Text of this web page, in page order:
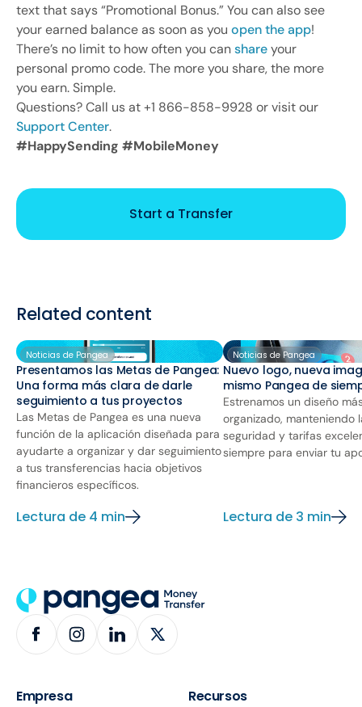
text that says “Promotional Bonus.” You can also see
your earned balance as soon as you open the app!
There’s no limit to how often you canshareyour
personal promo code. The more you share, the more
you earn. Simple.
Questions? Call us at +1 866-858-9928 or visit our
Support Center.
#HappySending #MobileMoney
Start a Transfer
Related content
Noticias de Pangea
Presentamos las Metas de Pangea:
Una forma más clara de darle
seguimiento a tus proyectos
Las Metas de Pangea es una nueva
función de la aplicación diseñada para
ayudarte a organizar y dar seguimiento
a tus transferencias hacia objetivos
financieros específicos.
Lectura de 4 min
Noticias de Pangea
Nuevo logo, nueva
mismo Pangea de
Estrenamos un diseño
organizado, manteniendo
seguridad y tarifas
siempre para enviar tu
Lectura de 3 min
Empresa Recursos